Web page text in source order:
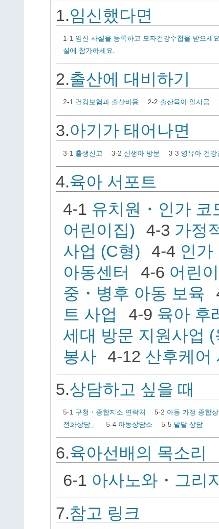
1.임신했다면
1-1 임신 사실을 등록하고 모자건강수첩을 받으세
실에 참가하세요.
2.출산에 대비하기
2-1 건강보험과 출산비용 2-2 출산육아 일시금
3.아기가 태어나면
3-1 출생신고 3-2 신생아 방문 3-3 영유아 건강
4.육아 서포트
4-1 유치원・인가 코
어린이집)
4-3 가정
사업 (C형)
4-4 인가
아동센터
4-6 어린
중・병후 아동 보육
트 사업
4-9 육아 후
세대 방문 지원사업
봉사
4-12 산후케어
5.상담하고 싶을 때
5-1 구청・종합지소 연락처 5-2 아동 가정 종합
전화상담」
5-4 아동상담소 5-5 발달 상담
6.육아선배의 목소리
6-1 아사노와・그리
7.참고 링크